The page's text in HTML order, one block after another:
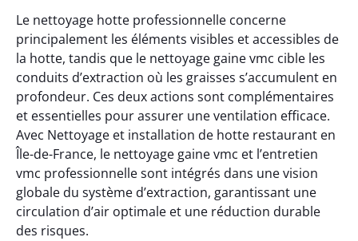
Le nettoyage hotte professionnelle concerne
principalement les éléments visibles et accessibles de
la hotte, tandis que le nettoyage gaine vmc cible les
conduits d’extraction où les graisses s’accumulent en
profondeur. Ces deux actions sont complémentaires
et essentielles pour assurer une ventilation efficace.
Avec Nettoyage et installation de hotte restaurant en
Île-de-France, le nettoyage gaine vmc et l’entretien
vmc professionnelle sont intégrés dans une vision
globale du système d’extraction, garantissant une
circulation d’air optimale et une réduction durable
des risques.